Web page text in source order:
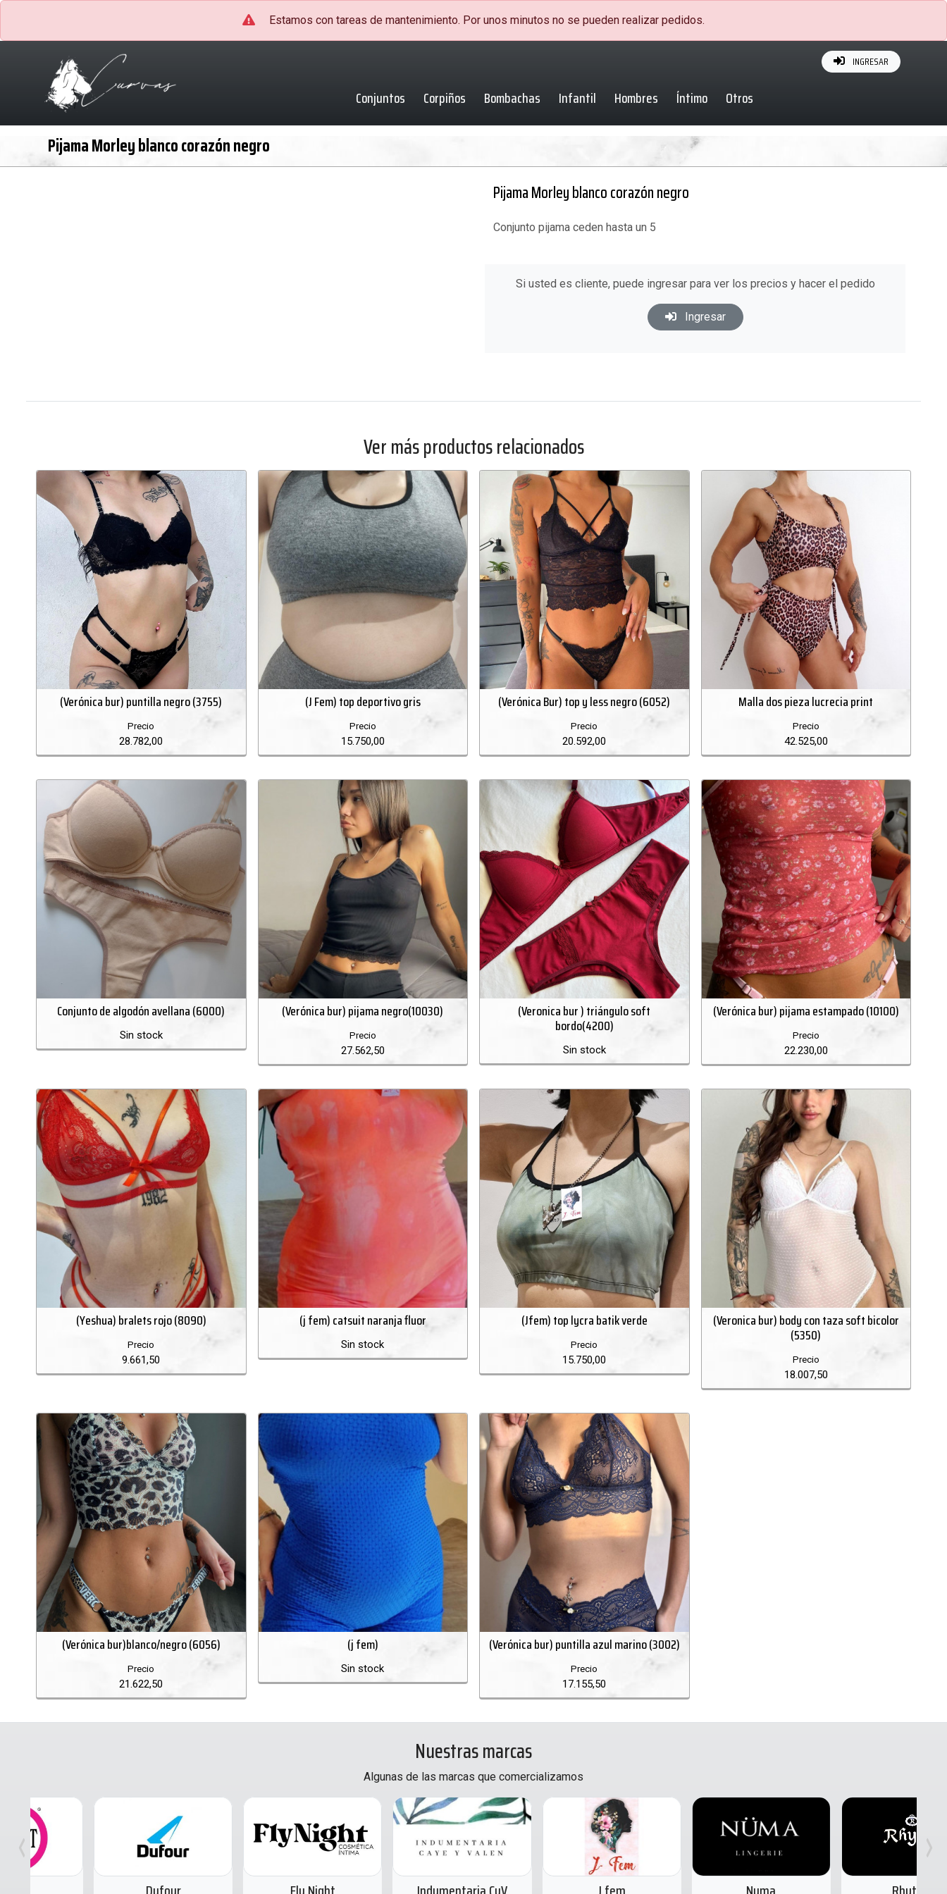
Estamos con tareas de mantenimiento. Por unos minutos no se pueden realizar pedidos.
INGRESAR
Conjuntos Corpiños Bombachas Infantil Hombres Íntimo Otros
Pijama Morley blanco corazón negro
Pijama Morley blanco corazón negro
Conjunto pijama ceden hasta un 5
Si usted es cliente, puede ingresar para ver los precios y hacer el pedido
Ingresar
Ver más productos relacionados
(Verónica bur) puntilla negro (3755)
Precio
28.782,00
(J Fem) top deportivo gris
Precio
15.750,00
(Verónica Bur) top y less negro (6052)
Precio
20.592,00
Malla dos pieza lucrecia print
Precio
42.525,00
Conjunto de algodón avellana (6000)
Sin stock
(Verónica bur) pijama negro(10030)
Precio
27.562,50
(Veronica bur ) triángulo soft
bordo(4200)
Sin stock
(Verónica bur) pijama estampado (10100)
Precio
22.230,00
(Yeshua) bralets rojo (8090)
Precio
9.661,50
(j fem) catsuit naranja fluor
Sin stock
(Jfem) top lycra batik verde
Precio
15.750,00
(Veronica bur) body con taza soft bicolor
(5350)
Precio
18.007,50
(Verónica bur)blanco/negro (6056)
Precio
21.622,50
(j fem)
Sin stock
(Verónica bur) puntilla azul marino (3002)
Precio
17.155,50
Nuestras marcas
Algunas de las marcas que comercializamos